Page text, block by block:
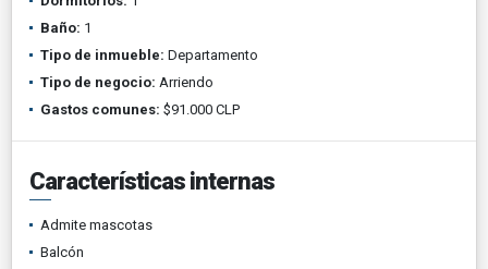
Baño: 1
Tipo de inmueble: Departamento
Tipo de negocio: Arriendo
Gastos comunes: $91.000 CLP
Características internas
Admite mascotas
Balcón